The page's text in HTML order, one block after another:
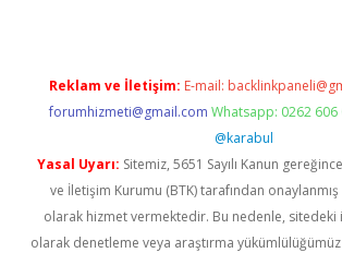
Reklam ve İletişim: E-mail:
forumhizmeti@gmail.com Whatsapp: 0262 606
@karabul
Yasal Uyarı: Sitemiz, 5651 Sayılı Kanun
ve İletişim Kurumu (BTK) tarafından onaylanmış
olarak hizmet vermektedir. Bu nedenle,
olarak denetleme veya araştırma